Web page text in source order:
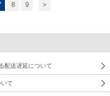
8 9 >
配送遅延について
て